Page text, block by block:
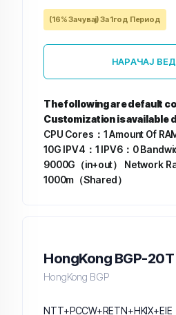
(16% Зачувај) За 1год Период
НАРАЧАЈ
The following are default
Customization is available
CPU Cores：1Amount Of
10G IPV4：1 IPV6：0
9000G（in+out）
Network
1000m（Shared）
HongKong BGP-20T
HongKong BGP
NTT+PCCW+RETN+HKIX+EIE